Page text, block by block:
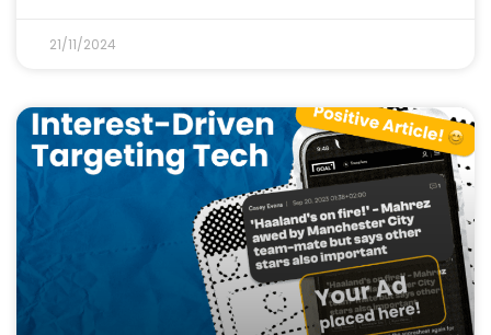
21/11/2024